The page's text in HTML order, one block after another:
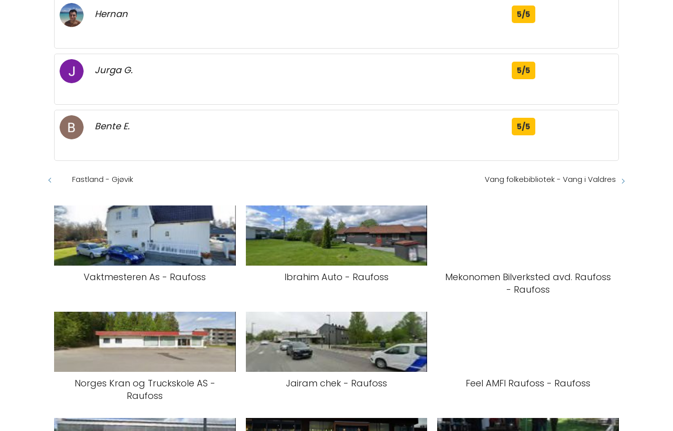
Hernan 5/5
Jurga G. 5/5
Bente E. 5/5
Fastland - Gjøvik Vang folkebibliotek - Vang i Valdres
Vaktmesteren As - Raufoss Ibrahim Auto - Raufoss
Mekonomen Bilverksted avd. Raufoss
- Raufoss
Norges Kran og Truckskole AS -
Raufoss
Jairam chek - Raufoss Feel AMFI Raufoss - Raufoss